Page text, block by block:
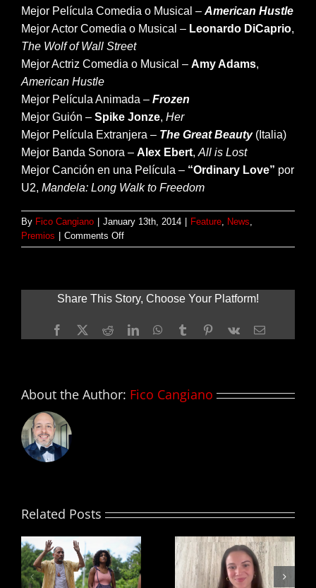
Mejor Película Comedia o Musical – American Hustle
Mejor Actor Comedia o Musical – Leonardo DiCaprio,
The Wolf of Wall Street
Mejor Actriz Comedia o Musical – Amy Adams,
American Hustle
Mejor Película Animada – Frozen
Mejor Guión – Spike Jonze, Her
Mejor Película Extranjera – The Great Beauty(Italia)
Mejor Banda Sonora – Alex Ebert, All is Lost
Mejor Canción en una Película – “Ordinary Love” por
U2, Mandela: Long Walk to Freedom
By Fico Cangiano January 13th, 2014 Feature, News,
Premios
Comments Offon
Listado
–
GOLDEN
AWARDS
Share This Story, Choose Your Platform!
Facebook
X RedditLinkedInWhatsApp
TumblrPinterest
Vk Email
About the Author: Fico Cangiano
Related Posts